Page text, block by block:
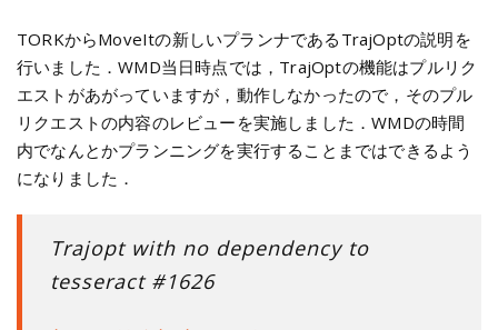
TORKからMoveItの新しいプランナであるTrajOptの説明を
行いました．WMD当日時点では，TrajOptの機能はプルリク
エストがあがっていますが，動作しなかったので，そのプル
リクエストの内容のレビューを実施しました．WMDの時間
内でなんとかプランニングを実行することまではできるよう
になりました．
Trajopt with no dependency to
tesseract #1626